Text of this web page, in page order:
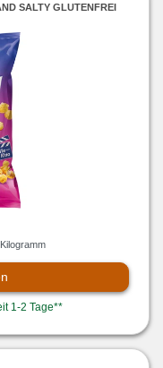
SALTY GLUTENFREI
1-2 Tage**